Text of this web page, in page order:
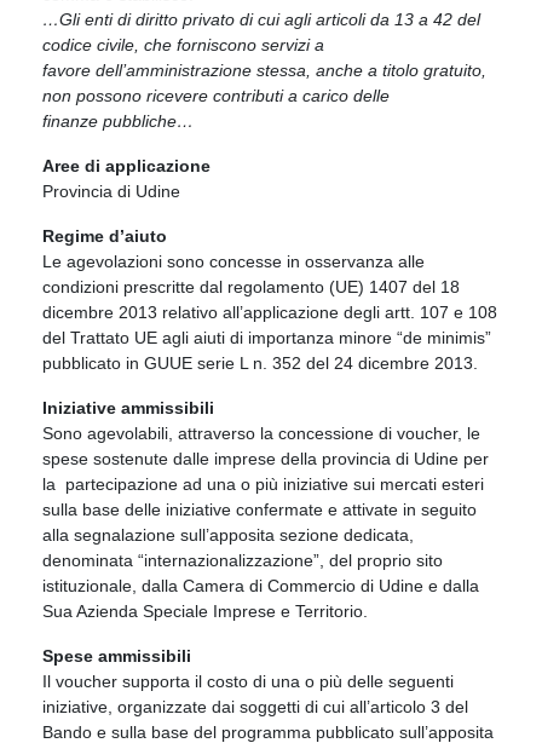
…Gli enti di diritto privato di cui agli articoli da 13 a 42 del
codice civile, che forniscono servizi a
favore dell’amministrazione stessa, anche a titolo gratuito,
non possono ricevere contributi a carico delle
finanze pubbliche…
Aree di applicazione
Provincia di Udine
Regime d’aiuto
Le agevolazioni sono concesse in osservanza alle
condizioni prescritte dal regolamento (UE) 1407 del 18
dicembre 2013 relativo all’applicazione degli artt. 107 e 108
del Trattato UE agli aiuti di importanza minore “de minimis”
pubblicato in GUUE serie L n. 352 del 24 dicembre 2013.
Iniziative ammissibili
Sono agevolabili, attraverso la concessione di voucher, le
spese sostenute dalle imprese della provincia di Udine per
la partecipazione ad una o più iniziative sui mercati esteri
sulla base delle iniziative confermate e attivate in seguito
alla segnalazione sull’apposita sezione dedicata,
denominata “internazionalizzazione”, del proprio sito
istituzionale, dalla Camera di Commercio di Udine e dalla
Sua Azienda Speciale Imprese e Territorio.
Spese ammissibili
Il voucher supporta il costo di una o più delle seguenti
iniziative, organizzate dai soggetti di cui all’articolo 3 del
Bando e sulla base del programma pubblicato sull’apposita